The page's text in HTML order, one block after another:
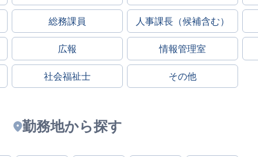
総務課員 人事課長（候補含む）
広報 情報管理室
社会福祉士 その他
勤務地から探す